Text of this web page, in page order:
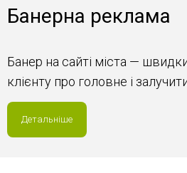
Банерна реклама
Банер на сайті міста —
клієнту про головне і
Детальніше